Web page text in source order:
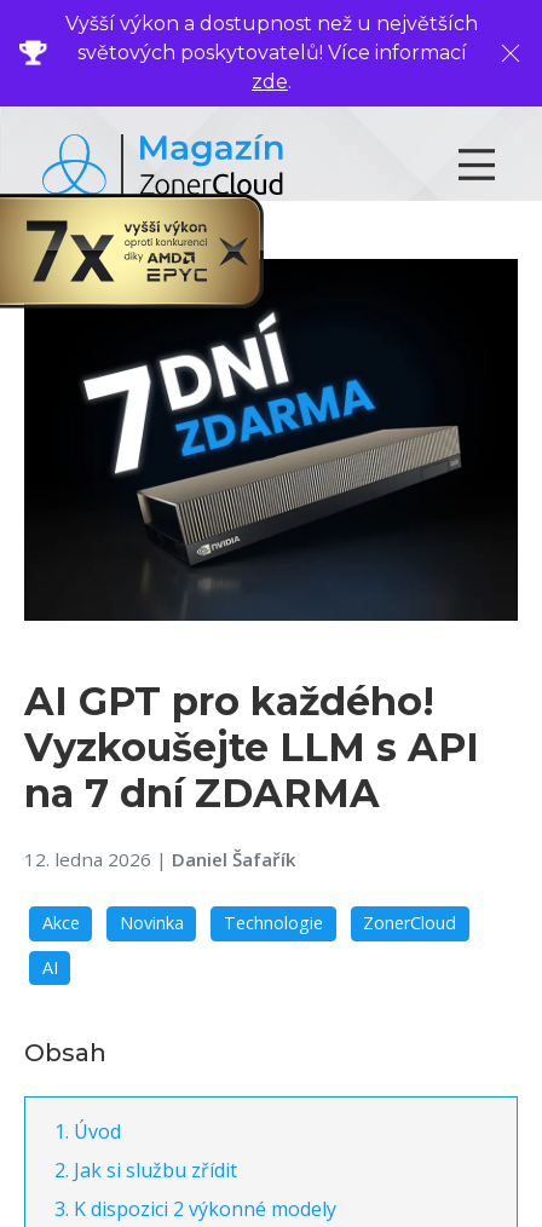
Vyšší výkon a dostupnost než u největších
světových poskytovatelů! Více informací
zde.
AI GPT pro každého!
Vyzkoušejte LLM s API
na 7 dní ZDARMA
12. ledna 2026 | Daniel Šafařík
Akce Novinka Technologie
ZonerCloud
AI
Obsah
Úvod
Jak si službu zřídit
K dispozici 2 výkonné modely